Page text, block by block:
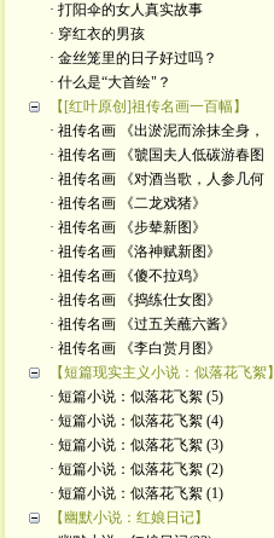
· 打阳伞的女人真实故事
· 穿红衣的男孩
· 金丝笼里的日子好过吗？
· 什么是“大首绘"？
【[红叶原创]祖传名画一百幅】
· 祖传名画 《出淤泥而涂抹全身，
· 祖传名画 《虢国夫人低碳游春图
· 祖传名画 《对酒当歌，人参几何
· 祖传名画 《二龙戏猪》
· 祖传名画 《步辇新图》
· 祖传名画 《洛神赋新图》
· 祖传名画 《傻不拉鸡》
· 祖传名画 《捣练仕女图》
· 祖传名画 《过五关蘸六酱》
· 祖传名画 《李白赏月图》
【短篇现实主义小说：似落花飞絮】
· 短篇小说：似落花飞絮 (5)
· 短篇小说：似落花飞絮 (4)
· 短篇小说：似落花飞絮 (3)
· 短篇小说：似落花飞絮 (2)
· 短篇小说：似落花飞絮 (1)
【幽默小说：红娘日记】